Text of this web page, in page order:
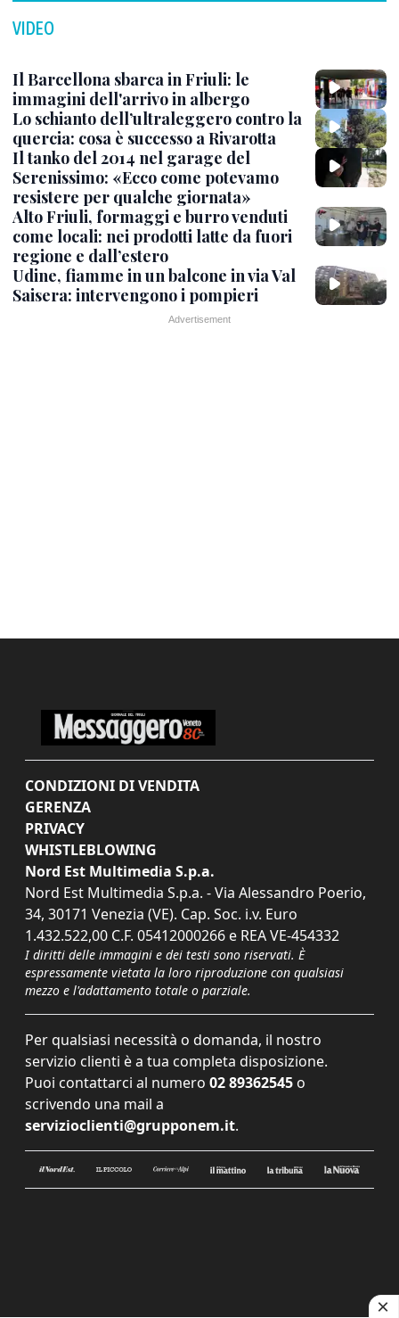
VIDEO
Il Barcellona sbarca in Friuli: le
immagini dell'arrivo in albergo
Lo schianto dell’ultraleggero contro la
quercia: cosa è successo a Rivarotta
Il tanko del 2014 nel garage del
Serenissimo: «Ecco come potevamo
resistere per qualche giornata»
Alto Friuli, formaggi e burro venduti
come locali: nei prodotti latte da fuori
regione e dall’estero
Udine, fiamme in un balcone in via Val
Saisera: intervengono i pompieri
CONDIZIONI DI VENDITA
GERENZA
PRIVACY
WHISTLEBLOWING
Nord Est Multimedia S.p.a.
Nord Est Multimedia S.p.a. - Via Alessandro Poerio,
34, 30171 Venezia (VE). Cap. Soc. i.v. Euro
1.432.522,00 C.F. 05412000266 e REA VE-454332
I diritti delle immagini e dei testi sono riservati. È
espressamente vietata la loro riproduzione con qualsiasi
mezzo e l'adattamento totale o parziale.
Per qualsiasi necessità o domanda, il nostro
servizio clienti è a tua completa disposizione.
Puoi contattarci al numero 02 89362545 o
scrivendo una mail a
servizioclienti@grupponem.it.